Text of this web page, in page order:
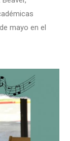
mayo en el